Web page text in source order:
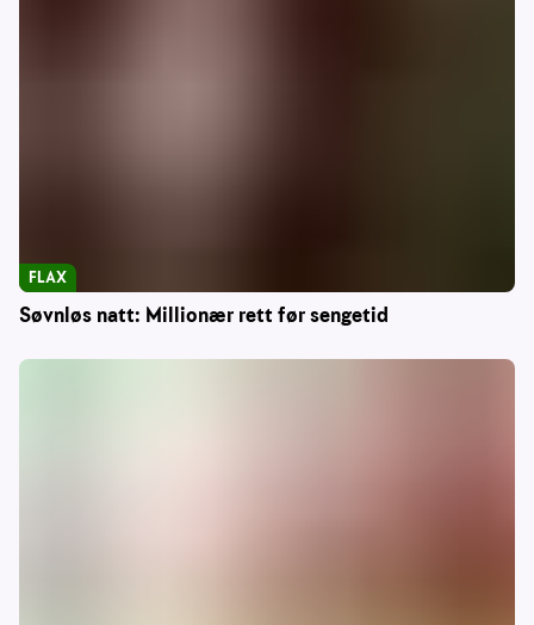
Søvnløs natt: Millionær rett før sengetid
FLAX